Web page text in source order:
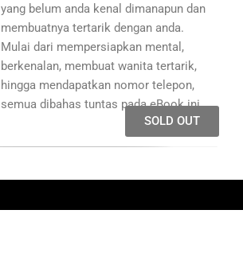
yang belum anda kenal dimanapun dan
membuatnya tertarik dengan anda.
Mulai dari mempersiapkan mental,
berkenalan, membuat wanita tertarik,
hingga mendapatkan nomor telepon,
semua dibahas tuntas pada eBook ini.
SOLD OUT